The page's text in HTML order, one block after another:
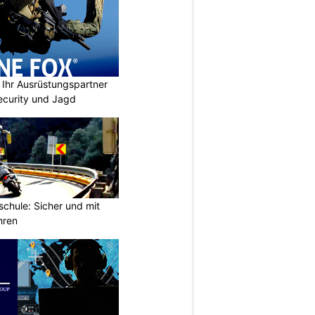
Ihr Ausrüstungspartner
und Jagd
Sicher und mit